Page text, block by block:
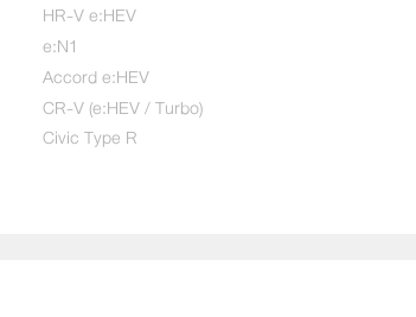
HR-V e:HEV
e:N1
Accord e:HEV
CR-V (e:HEV / Turbo)
Civic Type R